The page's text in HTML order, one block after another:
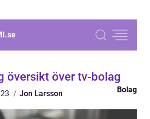
se
översikt över tv-bolag
Jon Larsson Bolag